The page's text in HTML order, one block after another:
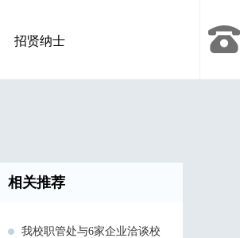
招贤纳士
相关推荐
我校职管处与6家企业洽谈校